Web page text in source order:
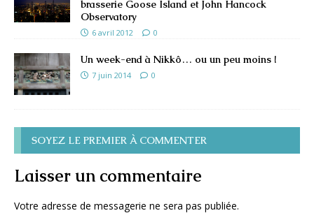
brasserie Goose Island et John Hancock
Observatory
6 avril 2012 0
Un week-end à Nikkô… ou un peu moins !
7 juin 2014 0
SOYEZ LE PREMIER À COMMENTER
Laisser un commentaire
Votre adresse de messagerie ne sera pas publiée.